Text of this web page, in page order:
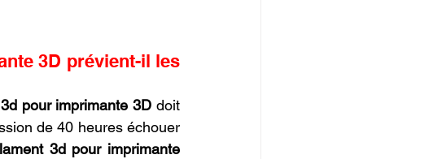
3D prévient-il les
pour imprimante 3D doit
de 40 heures échouer
3d pour imprimante